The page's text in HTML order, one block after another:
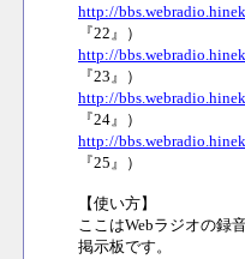
http://
『22』）
http://
『23』）
http://
『24』）
http://
『25』）
【使い方】
ここはWebラジオの録
掲示板です。